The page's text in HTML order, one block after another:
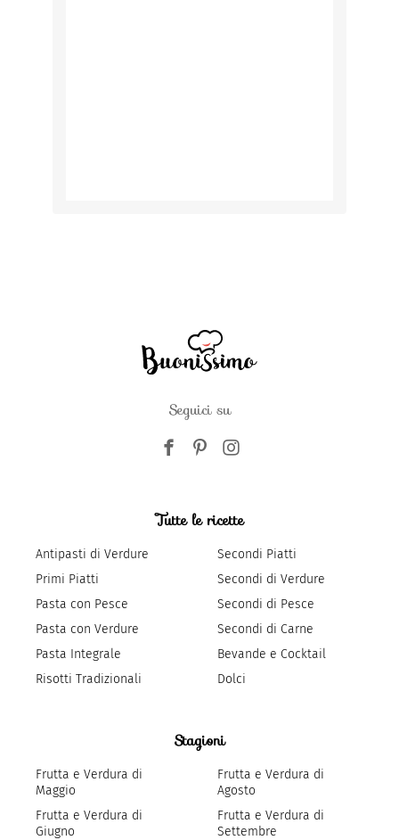
Seguici su
Tutte le ricette
Antipasti di Verdure
Primi Piatti
Pasta con Pesce
Pasta con Verdure
Pasta Integrale
Risotti Tradizionali
Secondi Piatti
Secondi di Verdure
Secondi di Pesce
Secondi di Carne
Bevande e Cocktail
Dolci
Stagioni
Frutta e Verdura di
Maggio
Frutta e Verdura di
Giugno
Frutta e Verdura di
Agosto
Frutta e Verdura di
Settembre